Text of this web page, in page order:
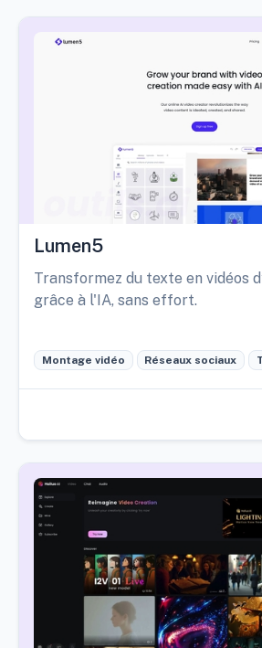
Lumen5
Transformez du texte en vidéos
grâce à l'IA, sans effort.
Montage vidéo Réseaux sociaux